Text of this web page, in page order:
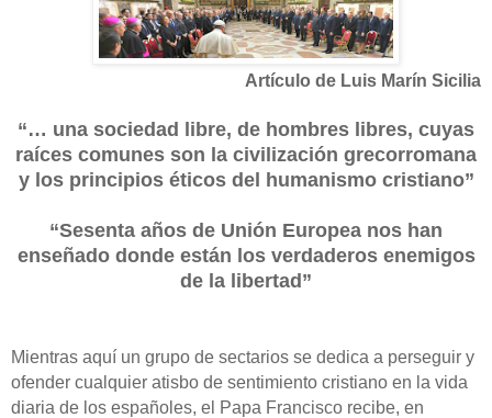
Artículo de Luis Marín Sicilia
“… una sociedad libre, de hombres libres, cuyas
raíces comunes son la civilización grecorromana
y los principios éticos del humanismo cristiano”
“Sesenta años de Unión Europea nos han
enseñado donde están los verdaderos enemigos
de la libertad”
Mientras aquí un grupo de sectarios se dedica a perseguir y
ofender cualquier atisbo de sentimiento cristiano en la vida
diaria de los españoles, el Papa Francisco recibe, en